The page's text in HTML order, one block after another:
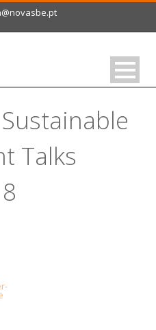
Sustainable
Talks